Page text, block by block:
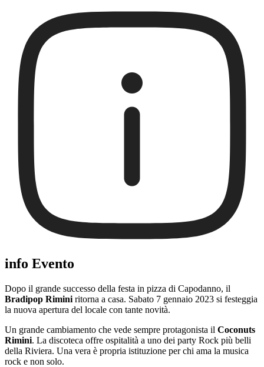
info Evento
Dopo il grande successo della festa in pizza di Capodanno, il
Bradipop Rimini ritorna a casa. Sabato 7 gennaio 2023 si festeggia
la nuova apertura del locale con tante novità.
Un grande cambiamento che vede sempre protagonista il Coconuts
Rimini. La discoteca offre ospitalità a uno dei party Rock più belli
della Riviera. Una vera è propria istituzione per chi ama la musica
rock e non solo.